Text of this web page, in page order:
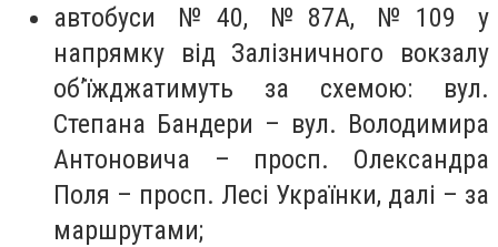
автобуси №40, №87А, №109 у
напрямку від Залізничного вокзалу
об’їжджатимуть за схемою: вул.
Степана Бандери – вул. Володимира
Антоновича – просп. Олександра
Поля – просп. Лесі Українки, далі – за
маршрутами;